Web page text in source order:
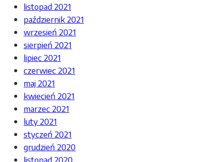
listopad 2021
październik 2021
wrzesień 2021
sierpień 2021
lipiec 2021
czerwiec 2021
maj 2021
kwiecień 2021
marzec 2021
luty 2021
styczeń 2021
grudzień 2020
listopad 2020